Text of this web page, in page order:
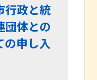
行政と統
団体との
の申し入